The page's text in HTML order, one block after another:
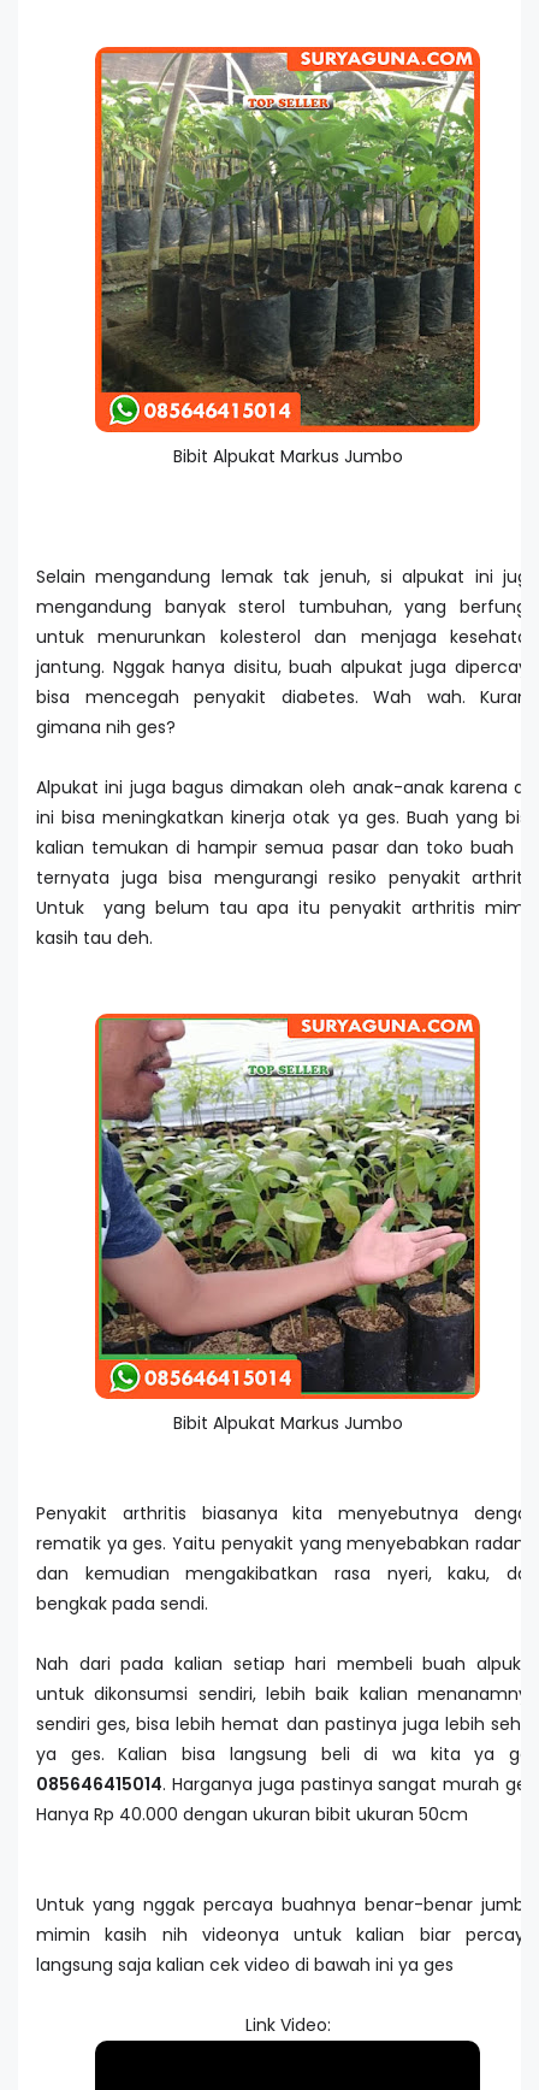
Bibit Alpukat Markus Jumbo
Selain mengandung lemak tak jenuh, si alpukat ini juga
mengandung banyak sterol tumbuhan, yang berfungsi
untuk menurunkan kolesterol dan menjaga kesehatan
jantung. Nggak hanya disitu, buah alpukat juga dipercaya
bisa mencegah penyakit diabetes. Wah wah. Kurang
gimana nih ges?
Alpukat ini juga bagus dimakan oleh anak-anak karena dia
ini bisa meningkatkan kinerja otak ya ges. Buah yang bisa
kalian temukan di hampir semua pasar dan toko buah ini
ternyata juga bisa mengurangi resiko penyakit arthritis.
Untuk yang belum tau apa itu penyakit arthritis mimin
kasih tau deh.
Bibit Alpukat Markus Jumbo
Penyakit arthritis biasanya kita menyebutnya dengan
rematik ya ges. Yaitu penyakit yang menyebabkan radang,
dan kemudian mengakibatkan rasa nyeri, kaku, dan
bengkak pada sendi.
Nah dari pada kalian setiap hari membeli buah alpukat
untuk dikonsumsi sendiri, lebih baik kalian menanamnya
sendiri ges, bisa lebih hemat dan pastinya juga lebih sehat
ya ges. Kalian bisa langsung beli di wa kita ya ges
085646415014. Harganya juga pastinya sangat murah ges.
Hanya Rp 40.000 dengan ukuran bibit ukuran 50cm
Untuk yang nggak percaya buahnya benar-benar jumbo,
mimin kasih nih videonya untuk kalian biar percaya,
langsung saja kalian cek video di bawah ini ya ges
Link Video: